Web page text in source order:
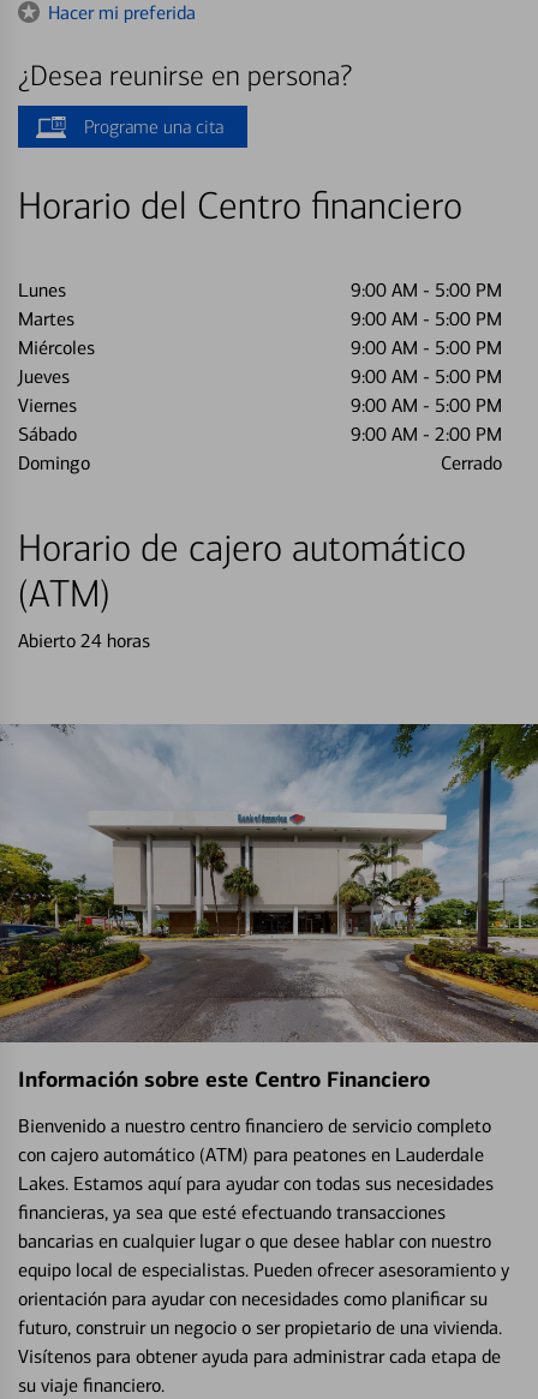
Hacer mi preferida
¿Desea reunirse en persona?
Programe una cita
Horario del Centro financiero
Lunes 9:00 AM - 5:00 PM
Martes
9:00 AM - 5:00 PM
Miércoles
9:00 AM - 5:00 PM
Jueves
9:00 AM - 5:00 PM
Viernes
9:00 AM - 5:00 PM
Sábado
9:00 AM - 2:00 PM
Domingo
Cerrado
Horario de cajero automático
(ATM)
Abierto 24 horas
Información sobre este Centro Financiero
Bienvenido a nuestro centro financiero de servicio completo
con cajero automático (ATM) para peatones en Lauderdale
Lakes. Estamos aquí para ayudar con todas sus necesidades
financieras, ya sea que esté efectuando transacciones
bancarias en cualquier lugar o que desee hablar con nuestro
equipo local de especialistas. Pueden ofrecer asesoramiento y
orientación para ayudar con necesidades como planificar su
futuro, construir un negocio o ser propietario de una vivienda.
Visítenos para obtener ayuda para administrar cada etapa de
su viaje financiero.